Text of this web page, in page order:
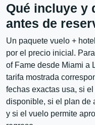
Qué incluye y
antes de
Un paquete vuelo +
por el precio inicial.
of Fame desde Miami a
tarifa mostrada
fechas exactas usa, si
disponible, si el plan de
y si el vuelo permite